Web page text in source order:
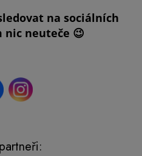
na sociálních
nic neuteče 😉